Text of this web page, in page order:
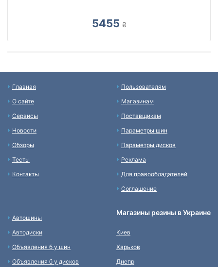
5455 ₴
Главная
О сайте
Сервисы
Новости
Обзоры
Тесты
Контакты
Пользователям
Магазинам
Поставщикам
Параметры шин
Параметры дисков
Реклама
Для правообладателей
Соглашение
Автошины
Автодиски
Объявления б у шин
Объявления б у дисков
Магазины резины в Украине
Киев
Харьков
Днепр